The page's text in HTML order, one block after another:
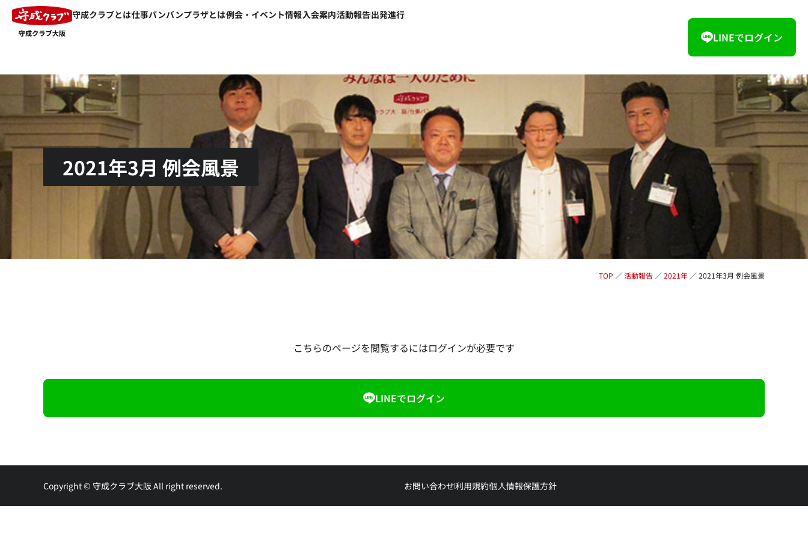
守成クラブとは仕事バンバンプラザとは例会・イベント情報入会案内活動報告出発進行
LINEでログイン
2021年3月 例会風景
TOP ／活動報告 ／2021年 ／2021年3月 例会風景
こちらのページを閲覧するにはログインが必要です
LINEでログイン
Copyright © 守成クラブ大阪 All right reserved. お問い合わせ利用規約個人情報保護方針